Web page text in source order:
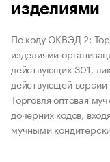
изделиями
По коду ОКВЭД 2:
изделиями
действующих 301,
действующей версии
Торговля оптовая
дочерних кодов,
мучными